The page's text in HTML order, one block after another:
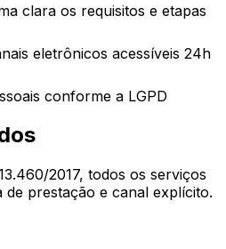
clara os requisitos e etapas
eletrônicos acessíveis 24h
conforme a LGPD
2017, todos os serviços
prestação e canal explícito.